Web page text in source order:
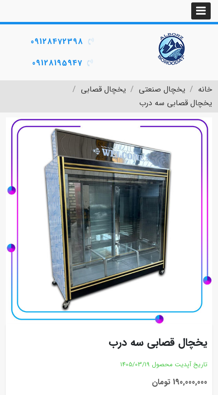
09128472398
09128195947
خانه یخچال صنعتی
یخچال قصابی
یخچال قصابی سه درب
یخچال قصابی سه درب
تاریخ آپدیت محصول 1405/03/19
190,000,000 تومان